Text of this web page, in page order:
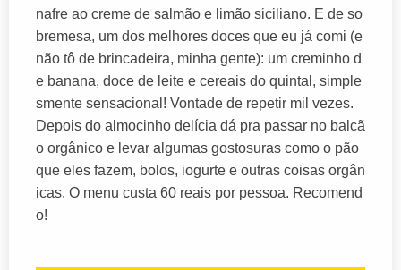
nafre ao creme de salmão e limão siciliano. E de so
bremesa, um dos melhores doces que eu já comi (e
não tô de brincadeira, minha gente): um creminho d
e banana, doce de leite e cereais do quintal, simple
smente sensacional! Vontade de repetir mil vezes.
Depois do almocinho delícia dá pra passar no balcã
o orgânico e levar algumas gostosuras como o pão
que eles fazem, bolos, iogurte e outras coisas orgân
icas. O menu custa 60 reais por pessoa. Recomend
o!